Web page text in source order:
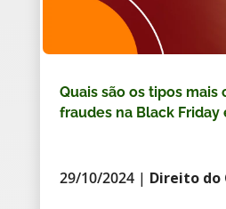
Quais são os tipos mais
fraudes na Black Friday
29/10/2024| Direito do